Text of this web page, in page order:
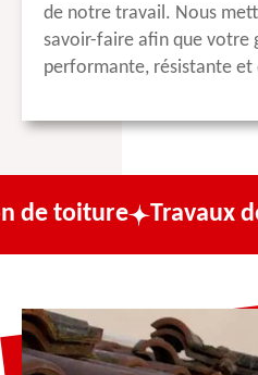
de notre travail. Nous
savoir-faire afin que votre
performante, résistante et
Travaux de zinguerie